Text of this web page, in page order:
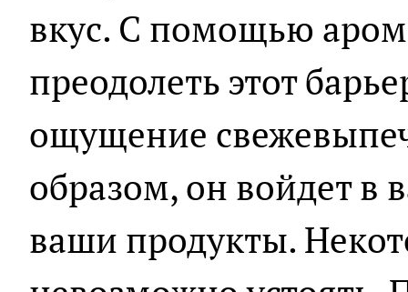
вкус. С помощью
преодолеть этот
ощущение
образом, он войдет в
ваши продукты.